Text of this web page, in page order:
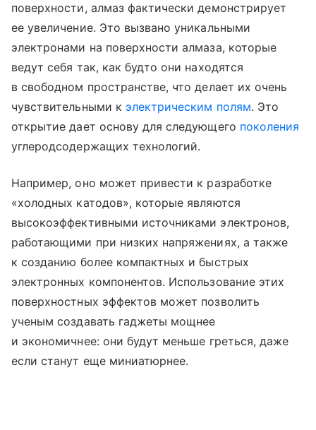
поверхности, алмаз фактически демонстрирует
ее увеличение. Это вызвано уникальными
электронами на поверхности алмаза, которые
ведут себя так, как будто они находятся
в свободном пространстве, что делает их очень
чувствительными к электрическим полям. Это
открытие дает основу для следующего поколения
углеродсодержащих технологий.
Например, оно может привести к разработке
«холодных катодов», которые являются
высокоэффективными источниками электронов,
работающими при низких напряжениях, а также
к созданию более компактных и быстрых
электронных компонентов. Использование этих
поверхностных эффектов может позволить
ученым создавать гаджеты мощнее
и экономичнее: они будут меньше греться, даже
если станут еще миниатюрнее.